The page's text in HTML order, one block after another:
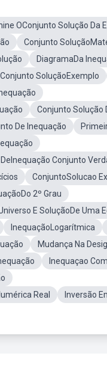
OConjunto Solução Da
Conjunto
DiagramaDa
Conjunto SoluçãoExemplo
Conjunto Solução
De Inequação
Conjunto
ConjuntoSolucao
2º Grau
E SoluçãoDe Uma
InequaçãoLogarítmica
Mudança Na
Inequaçao
Real
Inversão